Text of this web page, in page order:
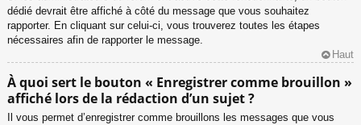
dédié devrait être affiché à côté du message que vous souhaitez
rapporter. En cliquant sur celui-ci, vous trouverez toutes les étapes
nécessaires afin de rapporter le message.
Haut
À quoi sert le bouton « Enregistrer comme brouillon »
affiché lors de la rédaction d’un sujet ?
Il vous permet d’enregistrer comme brouillons les messages que vous